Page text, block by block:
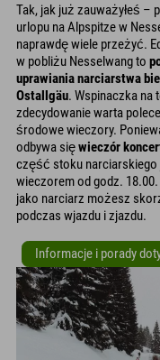
Tak, jak już zauważyłeś –
urlopu na Alpspitze w
naprawdę wiele przeżyć.
w pobliżu Nesselwang to
uprawiania narciarstwa
Ostallgäu. Wspinaczka na
zdecydowanie warta
środowe wieczory.
odbywa sięwieczór
część stoku
wieczorem od godz.
jako narciarz możesz
podczas wjazdu i zjazdu.
Informacje i porady